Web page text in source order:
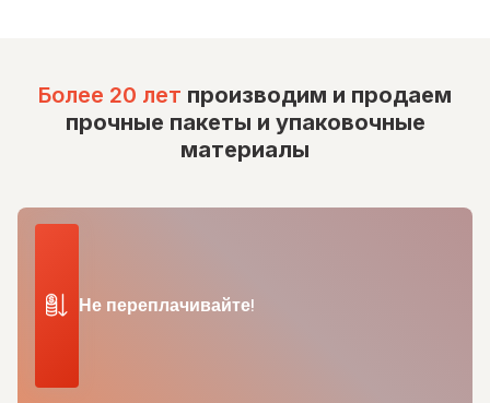
Более 20 лет производим и продаем
прочные пакеты и упаковочные
материалы
Не переплачивайте!